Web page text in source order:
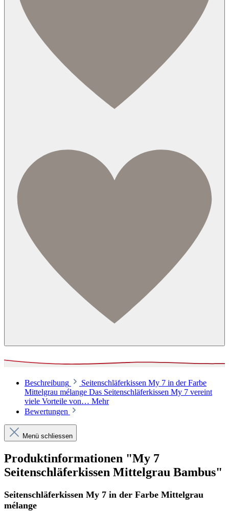
Beschreibung
Seitenschläferkissen My 7 in der Farbe
Mittelgrau mélange Das Seitenschläferkissen My 7 vereint
viele Vorteile von… Mehr
Bewertungen
Menü schliessen
Produktinformationen "My 7
Seitenschläferkissen Mittelgrau Bambus"
Seitenschläferkissen My 7 in der Farbe Mittelgrau
mélange